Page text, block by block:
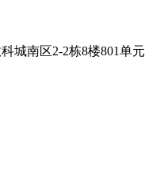
城南区2-2栋8楼801单元